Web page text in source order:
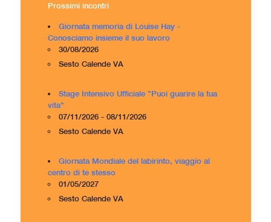
Prossimi incontri
Giornata memoria di Louise Hay -
Conosciamo insieme il suo lavoro
30/08/2026
Sesto Calende VA
Stage Intensivo Ufficiale "Puoi guarire la tua
vita"
07/11/2026 - 08/11/2026
Sesto Calende VA
Giornata Mondiale del labirinto, viaggio al
centro di te stesso
01/05/2027
Sesto Calende VA